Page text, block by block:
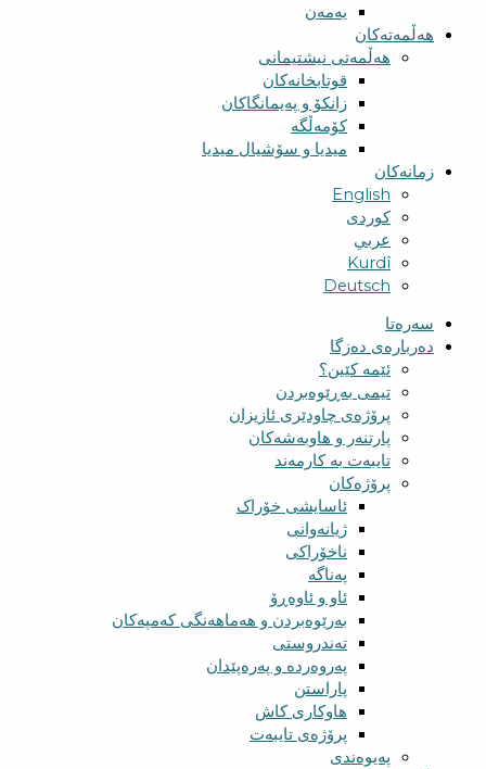
یەمەن
هەڵمەتەکان
هەڵمەتی نیشتیمانی
قوتابخانەکان
زانکۆ و پەیمانگاکان
کۆمەڵگە
میدیا و سۆشیال میدیا
زمانەکان
English
کوردی
عربي
Kurdî
Deutsch
سەرەتا
دەربارەی دەزگا
ئێمە کێین؟
تیمی بەڕێوەبردن
پرۆژەی چاودێری ئازیزان
پارتنەر و هاوبەشەکان
تایبەت بە کارمەند
پرۆژەکان
ئاسایشی خۆراک
ژیانەوانی
ناخۆراکی
پەناگە
ئاو و ئاوەڕۆ
بەرێوەبردن و هەماهەنگی کەمپەکان
تەندروستی
پەروەردە و پەرەپێدان
پاراستن
هاوکاری کاش
پرۆژەی تایبەت
پەیوەندی